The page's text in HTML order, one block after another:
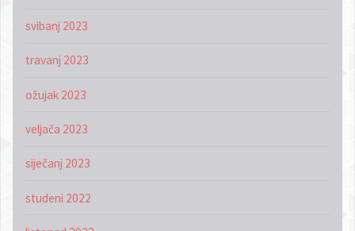
svibanj 2023
travanj 2023
ožujak 2023
veljača 2023
siječanj 2023
studeni 2022